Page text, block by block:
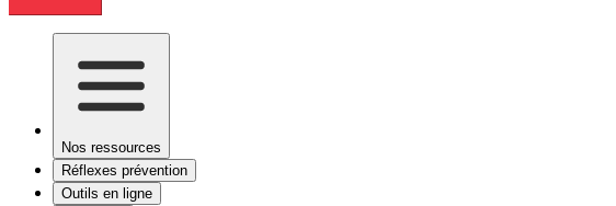
Nos ressources
Réflexes prévention
Outils en ligne